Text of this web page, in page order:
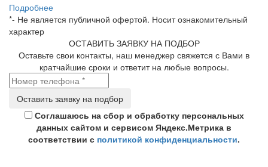
Подробнее
*- Не является публичной офертой. Носит ознакомительный
характер
ОСТАВИТЬ ЗАЯВКУ НА ПОДБОР
Оставьте свои контакты, наш менеджер свяжется с Вами в
кратчайшие сроки и ответит на любые вопросы.
Соглашаюсь на сбор и обработку персональных
данных сайтом и сервисом Яндекс.Метрика в
соответствии с политикой конфиденциальности.